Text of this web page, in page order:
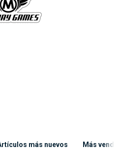
más nuevos Más